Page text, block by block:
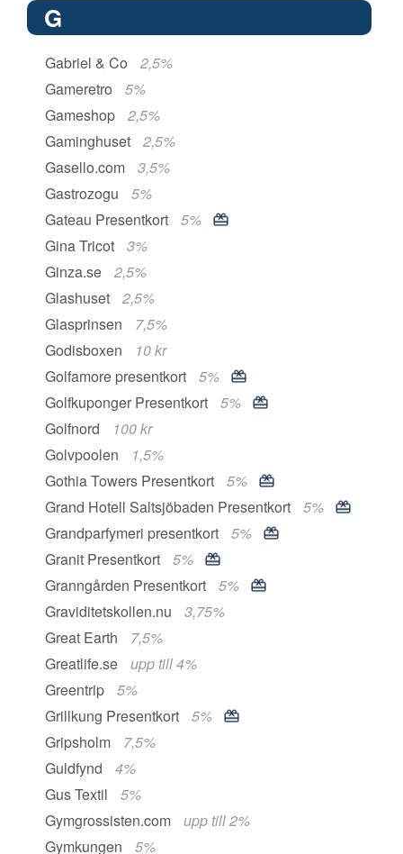
G
Gabriel & Co
2,5%
Gameretro
5%
Gameshop
2,5%
Gaminghuset
2,5%
Gasello.com
3,5%
Gastrozogu
5%
Gateau Presentkort
5%
Gina Tricot
3%
Ginza.se
2,5%
Glashuset
2,5%
Glasprinsen
7,5%
Godisboxen
10 kr
Golfamore presentkort
5%
Golfkuponger Presentkort
5%
Golfnord
100 kr
Golvpoolen
1,5%
Gothia Towers Presentkort
5%
Grand Hotell Saltsjöbaden Presentkort
5%
Grandparfymeri presentkort
5%
Granit Presentkort
5%
Granngården Presentkort
5%
Graviditetskollen.nu
3,75%
Great Earth
7,5%
Greatlife.se
upp till 4%
Greentrip
5%
Grillkung Presentkort
5%
Gripsholm
7,5%
Guldfynd
4%
Gus Textil
5%
Gymgrossisten.com
upp till 2%
Gymkungen
5%